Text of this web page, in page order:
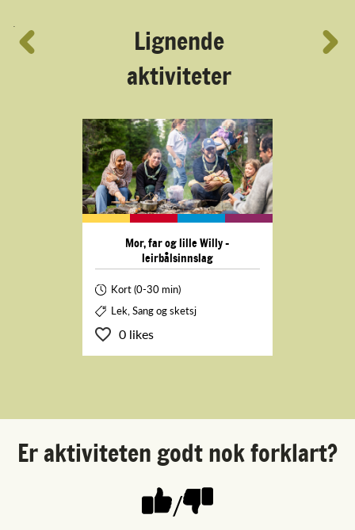
´
Lignende
aktiviteter
Mor, far og lille Willy -
leirbålsinnslag
Kort (0-30 min)
Lek, Sang og sketsj
0 likes
Er aktiviteten godt nok forklart?
/